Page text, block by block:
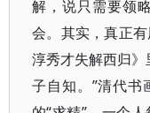
解，说只需要领
会。其实，真正
淳秀才失解西归
子自知。”清代书